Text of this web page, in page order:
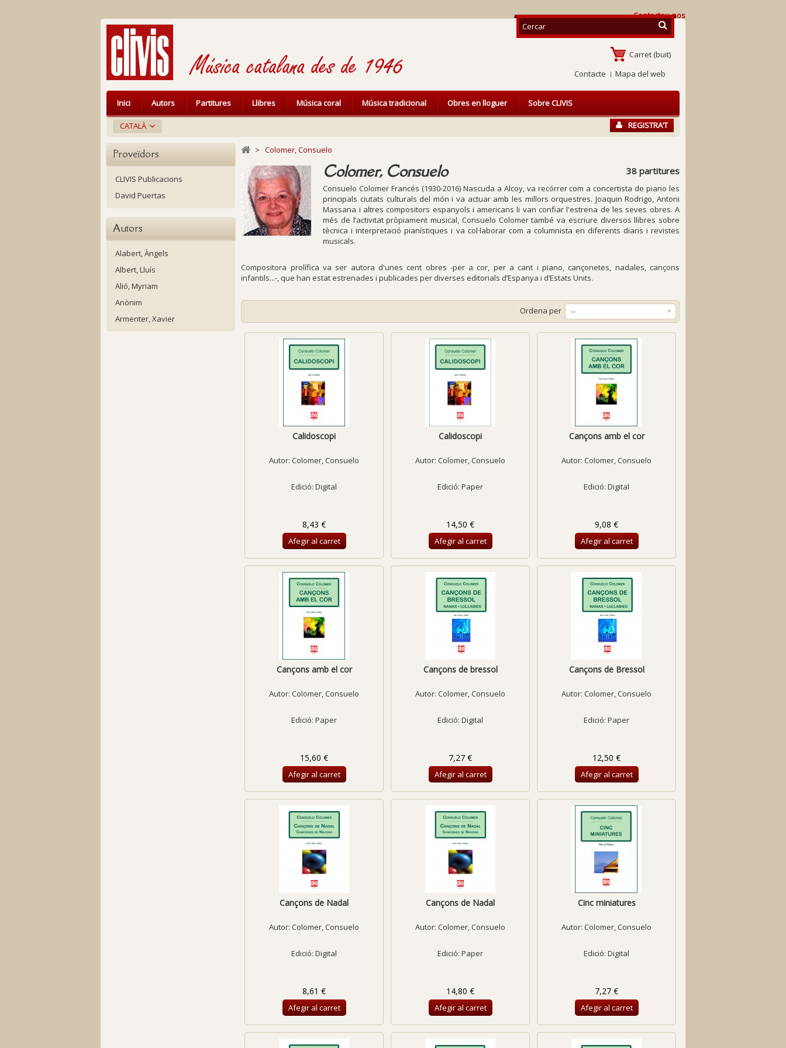
Contacteu-nos
Carret (buit)
Contacte
Mapa del web
CATALÀ REGISTRA’T
Inici Autors Partitures Llibres Música coral Música tradicional Obres en lloguer Sobre CLIVIS
Proveïdors
CLIVIS Publicacions
David Puertas
Autors
Alabert, Àngels
Albert, Lluís
Alió, Myriam
Anònim
Armenter, Xavier
> Colomer, Consuelo
Colomer, Consuelo 38 partitures
Consuelo Colomer Francés (1930-2016) Nascuda a Alcoy, va recórrer com a concertista de piano les
principals ciutats culturals del món i va actuar amb les millors orquestres. Joaquin Rodrigo, Antoni
Massana i altres compositors espanyols i americans li van confiar l'estrena de les seves obres. A
més de l’activitat pròpiament musical, Consuelo Colomer també va escriure diversos llibres sobre
tècnica i interpretació pianístiques i va col·laborar com a columnista en diferents diaris i revistes
musicals.
Compositora prolífica va ser autora d'unes cent obres -per a cor, per a cant i piano, cançonetes, nadales, cançons
infantils...-, que han estat estrenades i publicades per diverses editorials d’Espanya i d’Estats Units.
Ordena per --
Calidoscopi
Autor:Colomer, Consuelo
Edició: Digital
8,43 €
Afegir al carret
Calidoscopi
Autor:Colomer, Consuelo
Edició: Paper
14,50 €
Afegir al carret
Cançons amb el cor
Autor:Colomer, Consuelo
Edició: Digital
9,08 €
Afegir al carret
Cançons amb el cor
Autor:Colomer, Consuelo
Edició: Paper
15,60 €
Afegir al carret
Cançons de bressol
Autor:Colomer, Consuelo
Edició: Digital
7,27 €
Afegir al carret
Cançons de Bressol
Autor:Colomer, Consuelo
Edició: Paper
12,50 €
Afegir al carret
Cançons de Nadal
Autor:Colomer, Consuelo
Edició: Digital
8,61 €
Afegir al carret
Cançons de Nadal
Autor:Colomer, Consuelo
Edició: Paper
14,80 €
Afegir al carret
Cinc miniatures
Autor:Colomer, Consuelo
Edició: Digital
7,27 €
Afegir al carret